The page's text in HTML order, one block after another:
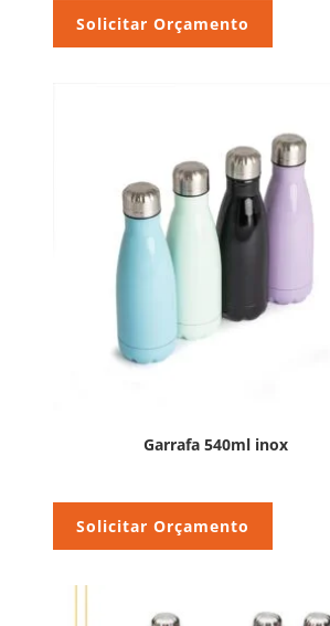
Solicitar Orçamento
Garrafa 540ml inox
Solicitar Orçamento